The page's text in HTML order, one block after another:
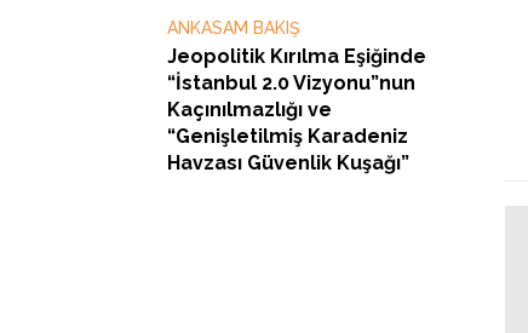
ANKASAM BAKIŞ
Jeopolitik Kırılma Eşiğinde
“İstanbul 2.0 Vizyonu”nun
Kaçınılmazlığı ve
“Genişletilmiş Karadeniz
Havzası Güvenlik Kuşağı”